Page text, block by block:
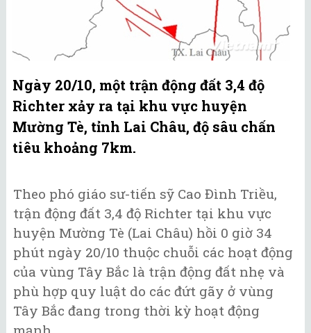
Ngày 20/10, một trận động đất 3,4 độ
Richter xảy ra tại khu vực huyện
Mường Tè, tỉnh Lai Châu, độ sâu chấn
tiêu khoảng 7km.
Theo phó giáo sư-tiến sỹ Cao Đình Triều,
trận động đất 3,4 độ Richter tại khu vực
huyện Mường Tè (Lai Châu) hồi 0 giờ 34
phút ngày 20/10 thuộc chuỗi các hoạt động
của vùng Tây Bắc là trận động đất nhẹ và
phù hợp quy luật do các đứt gãy ở vùng
Tây Bắc đang trong thời kỳ hoạt động